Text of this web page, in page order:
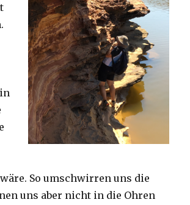
So umschwirren uns die
uns aber nicht in die Ohren